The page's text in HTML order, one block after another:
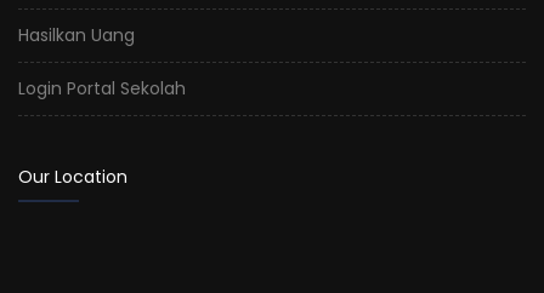
Hasilkan Uang
Login Portal Sekolah
Our Location